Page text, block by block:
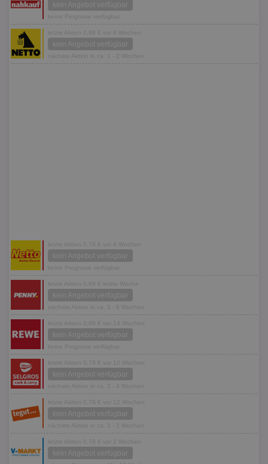
kein Angebot verfügbar
keine Prognose verfügbar
letzte Aktion 0,99 € vor 9 Wochen
kein Angebot verfügbar
nächste Aktion in ca. 1 - 2 Wochen
letzte Aktion 0,79 € vor 4 Wochen
kein Angebot verfügbar
keine Prognose verfügbar
letzte Aktion 0,89 € letzte Woche
kein Angebot verfügbar
nächste Aktion in ca. 5 - 6 Wochen
letzte Aktion 0,89 € vor 14 Wochen
kein Angebot verfügbar
keine Prognose verfügbar
letzte Aktion 0,79 € vor 10 Wochen
kein Angebot verfügbar
nächste Aktion in ca. 3 - 4 Wochen
letzte Aktion 0,79 € vor 12 Wochen
kein Angebot verfügbar
nächste Aktion in ca. 1 - 2 Wochen
letzte Aktion 0,79 € vor 2 Wochen
kein Angebot verfügbar